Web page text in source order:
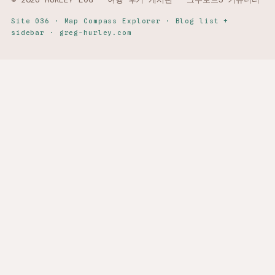
Site 036 · Map Compass Explorer · Blog list +
sidebar · greg-hurley.com